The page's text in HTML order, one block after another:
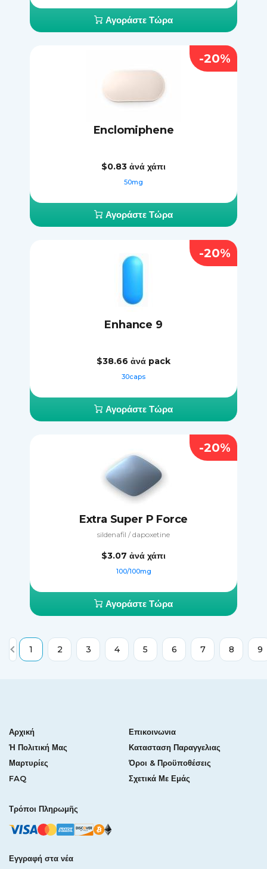
Αγοράστε Τώρα
Enclomiphene
$0.83 ἀνά χάπι
50mg
Αγοράστε Τώρα
-20%
Enhance 9
$38.66 ἀνά pack
30caps
Αγοράστε Τώρα
-20%
Extra Super P Force
sildenafil / dapoxetine
$3.07 ἀνά χάπι
100/100mg
Αγοράστε Τώρα
-20%
1 2 3 4 5 6 7 8 9
Αρχική
Επικοινωνια
Ἡ Πολιτική Μας
Κατασταση Παραγγελιας
Μαρτυρίες
Όροι & Προϋποθέσεις
FAQ
Σχετικά Με Εμάς
Τρόποι Πληρωμῆς
Εγγραφή στα νέα